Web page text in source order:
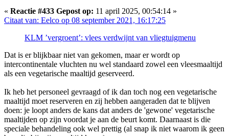
« Reactie #433 Gepost op: 11 april 2025, 00:54:14 »
Citaat van: Eelco op 08 september 2021, 16:17:25
KLM ’vergroent’: vlees verdwijnt van vliegtuigmenu
Dat is er blijkbaar niet van gekomen, maar er wordt op
intercontinentale vluchten nu wel standaard zowel een vleesmaaltijd
als een vegetarische maaltijd geserveerd.
Ik heb het personeel gevraagd of ik dan toch nog een vegetarische
maaltijd moet reserveren en zij hebben aangeraden dat te blijven
doen: je loopt anders de kans dat anders de 'gewone' vegetarische
maaltijden op zijn voordat je aan de beurt komt. Daarnaast is die
speciale behandeling ook wel prettig (al snap ik niet waarom ik geen